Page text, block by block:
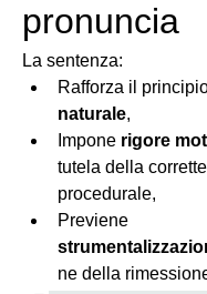
pronuncia
La sentenza:
Rafforza il
naturale,
Impone rigore
tutela della
procedurale,
ne della